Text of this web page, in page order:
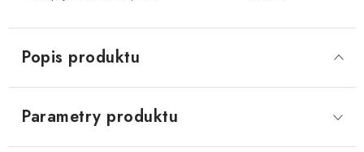
Popis produktu
Parametry produktu